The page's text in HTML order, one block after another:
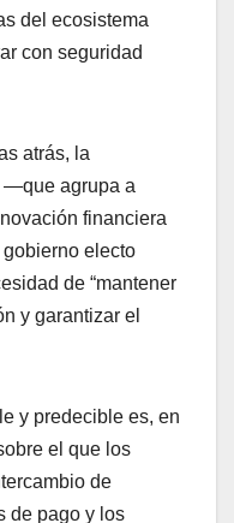
del ecosistema
con seguridad
atrás, la
—que agrupa a
financiera
electo
de “mantener
y garantizar el
y predecible es, en
el que los
de
de pago y los